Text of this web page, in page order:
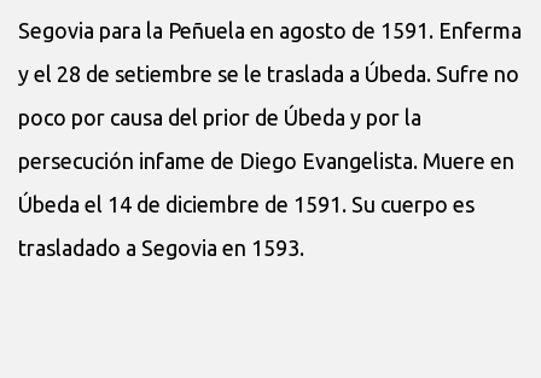
Segovia para la Peñuela en agosto de 1591. Enferma
y el 28 de setiembre se le traslada a Úbeda. Sufre no
poco por causa del prior de Úbeda y por la
persecución infame de Diego Evangelista. Muere en
Úbeda el 14 de diciembre de 1591. Su cuerpo es
trasladado a Segovia en 1593.